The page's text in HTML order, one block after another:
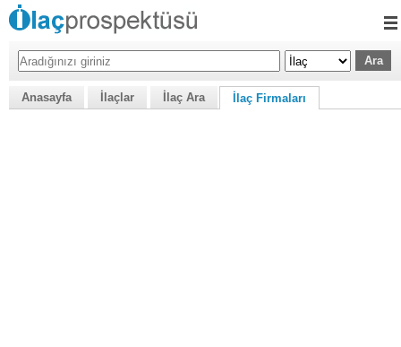
Anasayfa İlaçlar İlaç Ara İlaç Firmaları